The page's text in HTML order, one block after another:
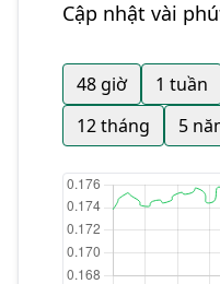
Cập nhật vài
48 giờ 1 tuần
12 tháng
5